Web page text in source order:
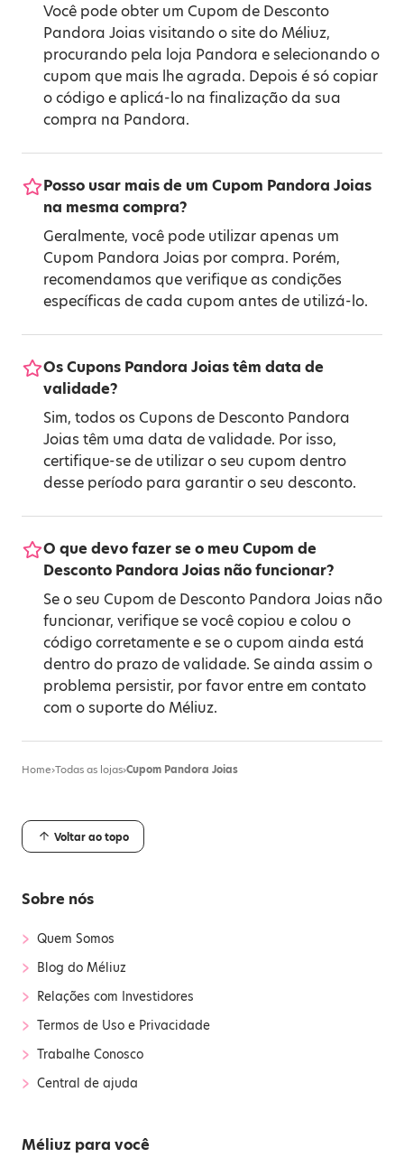
Você pode obter um Cupom de Desconto
Pandora Joias visitando o site do Méliuz,
procurando pela loja Pandora e selecionando o
cupom que mais lhe agrada. Depois é só copiar
o código e aplicá-lo na finalização da sua
compra na Pandora.
Posso usar mais de um Cupom Pandora Joias
na mesma compra?
Geralmente, você pode utilizar apenas um
Cupom Pandora Joias por compra. Porém,
recomendamos que verifique as condições
específicas de cada cupom antes de utilizá-lo.
Os Cupons Pandora Joias têm data de
validade?
Sim, todos os Cupons de Desconto Pandora
Joias têm uma data de validade. Por isso,
certifique-se de utilizar o seu cupom dentro
desse período para garantir o seu desconto.
O que devo fazer se o meu Cupom de
Desconto Pandora Joias não funcionar?
Se o seu Cupom de Desconto Pandora Joias não
funcionar, verifique se você copiou e colou o
código corretamente e se o cupom ainda está
dentro do prazo de validade. Se ainda assim o
problema persistir, por favor entre em contato
com o suporte do Méliuz.
Home›Todas as lojas›Cupom Pandora Joias
Voltar ao topo
Sobre nós
› Quem Somos
› Blog do Méliuz
› Relações com Investidores
› Termos de Uso e Privacidade
› Trabalhe Conosco
› Central de ajuda
Méliuz para você